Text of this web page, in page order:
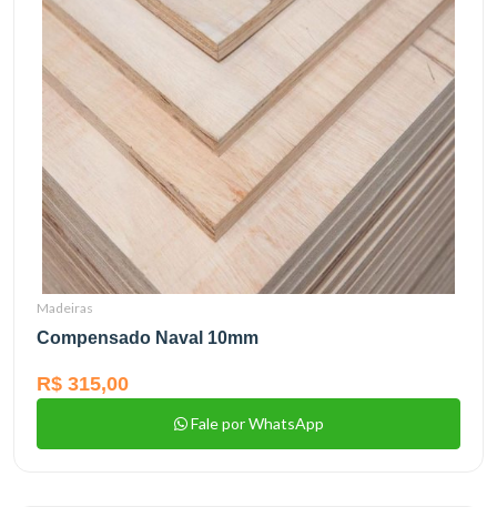
Madeiras
Compensado Naval 10mm
R$ 315,00
Fale por WhatsApp